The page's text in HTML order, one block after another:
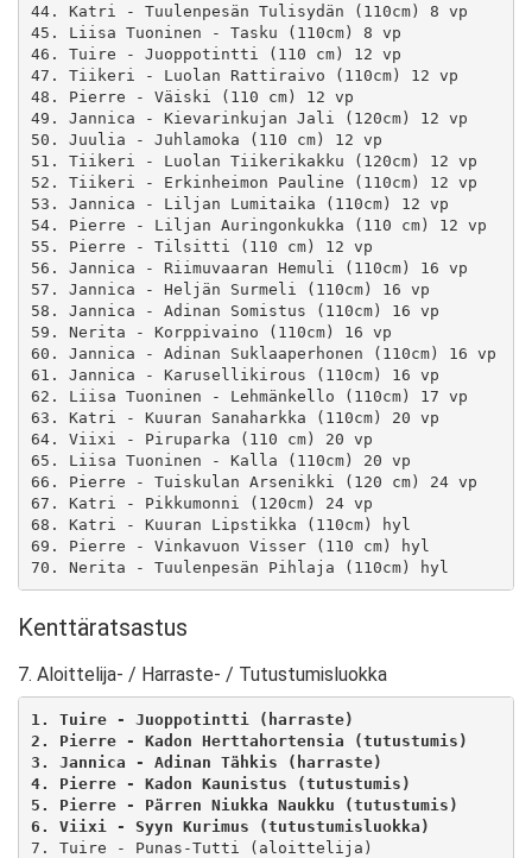
44. Katri - Tuulenpesän Tulisydän (110cm) 8 vp
45. Liisa Tuoninen - Tasku (110cm) 8 vp
46. Tuire - Juoppotintti (110 cm) 12 vp
47. Tiikeri - Luolan Rattiraivo (110cm) 12 vp
48. Pierre - Väiski (110 cm) 12 vp
49. Jannica - Kievarinkujan Jali (120cm) 12 vp
50. Juulia - Juhlamoka (110 cm) 12 vp
51. Tiikeri - Luolan Tiikerikakku (120cm) 12 vp
52. Tiikeri - Erkinheimon Pauline (110cm) 12 vp
53. Jannica - Liljan Lumitaika (110cm) 12 vp
54. Pierre - Liljan Auringonkukka (110 cm) 12 vp
55. Pierre - Tilsitti (110 cm) 12 vp
56. Jannica - Riimuvaaran Hemuli (110cm) 16 vp
57. Jannica - Heljän Surmeli (110cm) 16 vp
58. Jannica - Adinan Somistus (110cm) 16 vp
59. Nerita - Korppivaino (110cm) 16 vp
60. Jannica - Adinan Suklaaperhonen (110cm) 16 vp
61. Jannica - Karusellikirous (110cm) 16 vp
62. Liisa Tuoninen - Lehmänkello (110cm) 17 vp
63. Katri - Kuuran Sanaharkka (110cm) 20 vp
64. Viixi - Piruparka (110 cm) 20 vp
65. Liisa Tuoninen - Kalla (110cm) 20 vp
66. Pierre - Tuiskulan Arsenikki (120 cm) 24 vp
67. Katri - Pikkumonni (120cm) 24 vp
68. Katri - Kuuran Lipstikka (110cm) hyl
69. Pierre - Vinkavuon Visser (110 cm) hyl
Kenttäratsastus
7. Aloittelija- / Harraste- / Tutustumisluokka
1. Tuire - Juoppotintti (harraste)
2. Pierre - Kadon Herttahortensia (tutustumis)
3. Jannica - Adinan Tähkis (harraste)
4. Pierre - Kadon Kaunistus (tutustumis)
5. Pierre - Pärren Niukka Naukku (tutustumis)
6. Viixi - Syyn Kurimus (tutustumisluokka)
7. Tuire - Punas-Tutti (aloittelija)